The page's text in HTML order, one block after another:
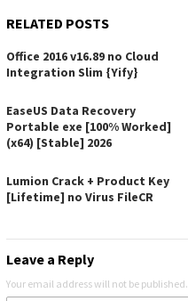
RELATED POSTS
Office 2016 v16.89 no Cloud
Integration Slim {Yify}
EaseUS Data Recovery
Portable exe [100% Worked]
(x64) [Stable] 2026
Lumion Crack + Product Key
[Lifetime] no Virus FileCR
Leave a Reply
Your email address will not be published.